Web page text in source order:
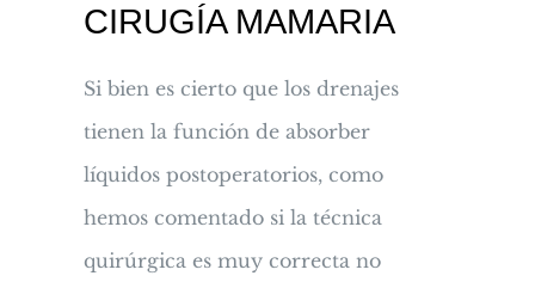
CIRUGÍA MAMARIA
Si bien es cierto que los drenajes
tienen la función de absorber
líquidos postoperatorios, como
hemos comentado si la técnica
quirúrgica es muy correcta no